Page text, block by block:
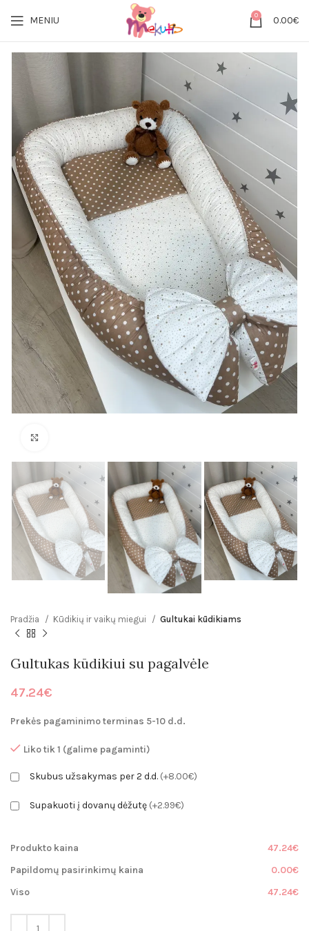
MENIU 0 0.00€
Pradžia Kūdikių ir vaikų miegui Gultukai kūdikiams
Gultukas kūdikiui su pagalvėle
47.24€
Prekės pagaminimo terminas 5-10 d.d.
Liko tik 1 (galime pagaminti)
Skubus užsakymas per 2 d.d. (+8.00€)
Supakuoti į dovanų dėžutę (+2.99€)
Produkto kaina
47.24€
Papildomų pasirinkimų kaina
0.00€
Viso
47.24€